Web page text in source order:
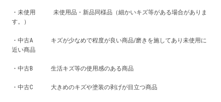
・未使用 未使用品・新品同様品（細かいキズ等がある場合がありま
す。）
・中古A キズが少なめで程度が良い商品/磨きを施してあり未使用に
近い商品
・中古B 生活キズ等の使用感のある商品
・中古C 大きめのキズや塗装の剥げが目立つ商品